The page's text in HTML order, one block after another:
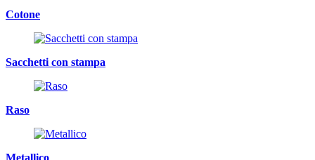
Cotone
Sacchetti con stampa
Raso
Metallico